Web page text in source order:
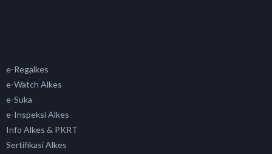
e-Regalkes
e-Watch Alkes
e-Suka
e-Inspeksi Alkes
Info Alkes & PKRT
Sertifikasi Alkes